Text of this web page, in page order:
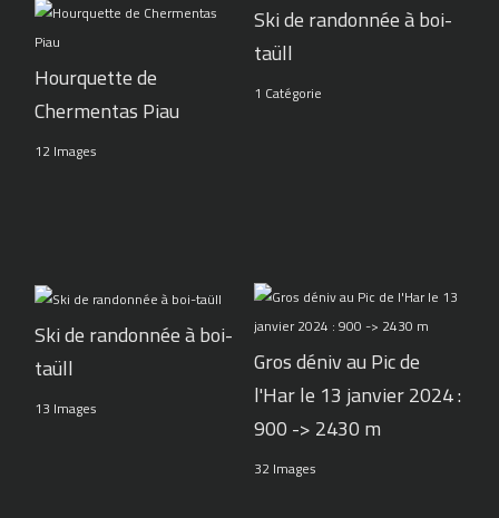
Hourquette de
Chermentas Piau
12 Images
Ski de randonnée à boi-
taüll
1 Catégorie
Ski de randonnée à boi-
taüll
13 Images
Gros déniv au Pic de
l'Har le 13 janvier 2024 :
900 -> 2430 m
32 Images